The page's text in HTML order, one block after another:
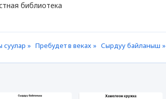
библиотека
суулар » Пребудет в веках » Сырдуу байланыш »